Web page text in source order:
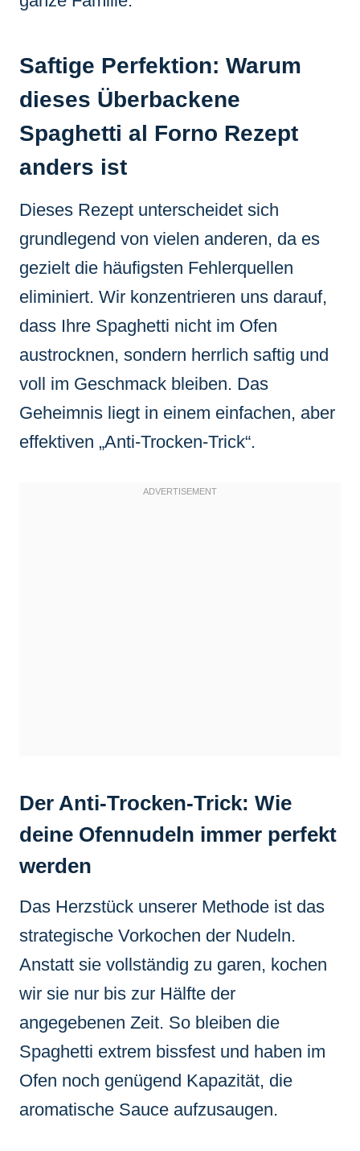
Saftige Perfektion: Warum
dieses Überbackene
Spaghetti al Forno Rezept
anders ist
Dieses Rezept unterscheidet sich
grundlegend von vielen anderen, da es
gezielt die häufigsten Fehlerquellen
eliminiert. Wir konzentrieren uns darauf,
dass Ihre Spaghetti nicht im Ofen
austrocknen, sondern herrlich saftig und
voll im Geschmack bleiben. Das
Geheimnis liegt in einem einfachen, aber
effektiven „Anti-Trocken-Trick“.
Der Anti-Trocken-Trick: Wie
deine Ofennudeln immer perfekt
werden
Das Herzstück unserer Methode ist das
strategische Vorkochen der Nudeln.
Anstatt sie vollständig zu garen, kochen
wir sie nur bis zur Hälfte der
angegebenen Zeit. So bleiben die
Spaghetti extrem bissfest und haben im
Ofen noch genügend Kapazität, die
aromatische Sauce aufzusaugen.